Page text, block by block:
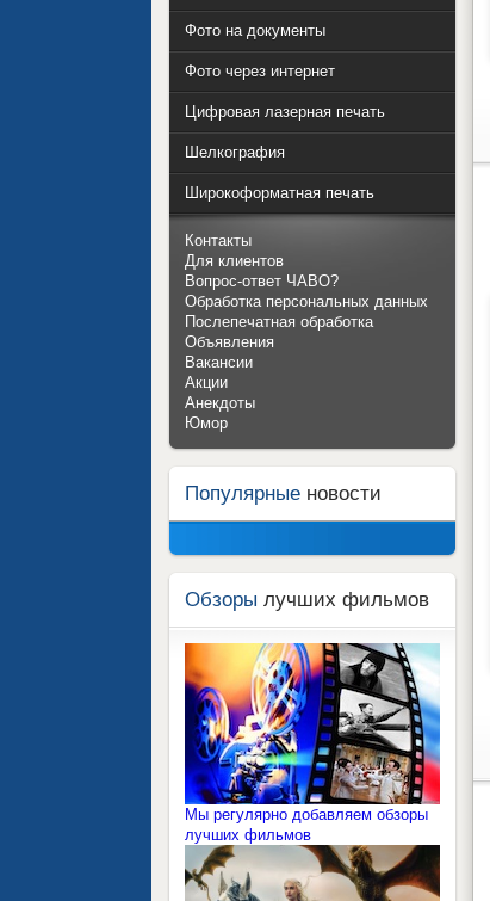
Фото на документы
Фото через интернет
Цифровая лазерная печать
Шелкография
Широкоформатная печать
Контакты
Для клиентов
Вопрос-ответ ЧАВО?
Обработка персональных данных
Послепечатная обработка
Объявления
Вакансии
Акции
Анекдоты
Юмор
Популярные новости
Обзоры лучших фильмов
Мы регулярно добавляем обзоры
лучших фильмов